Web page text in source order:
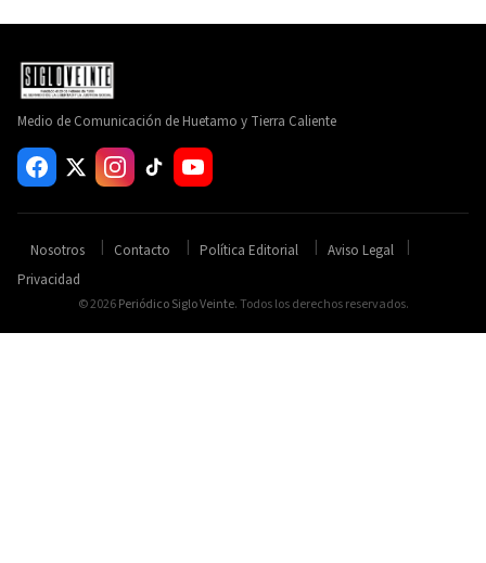
Medio de Comunicación de Huetamo y Tierra Caliente
Nosotros Contacto Política Editorial
Aviso Legal
Privacidad
© 2026Periódico Siglo Veinte. Todos los derechos reservados.